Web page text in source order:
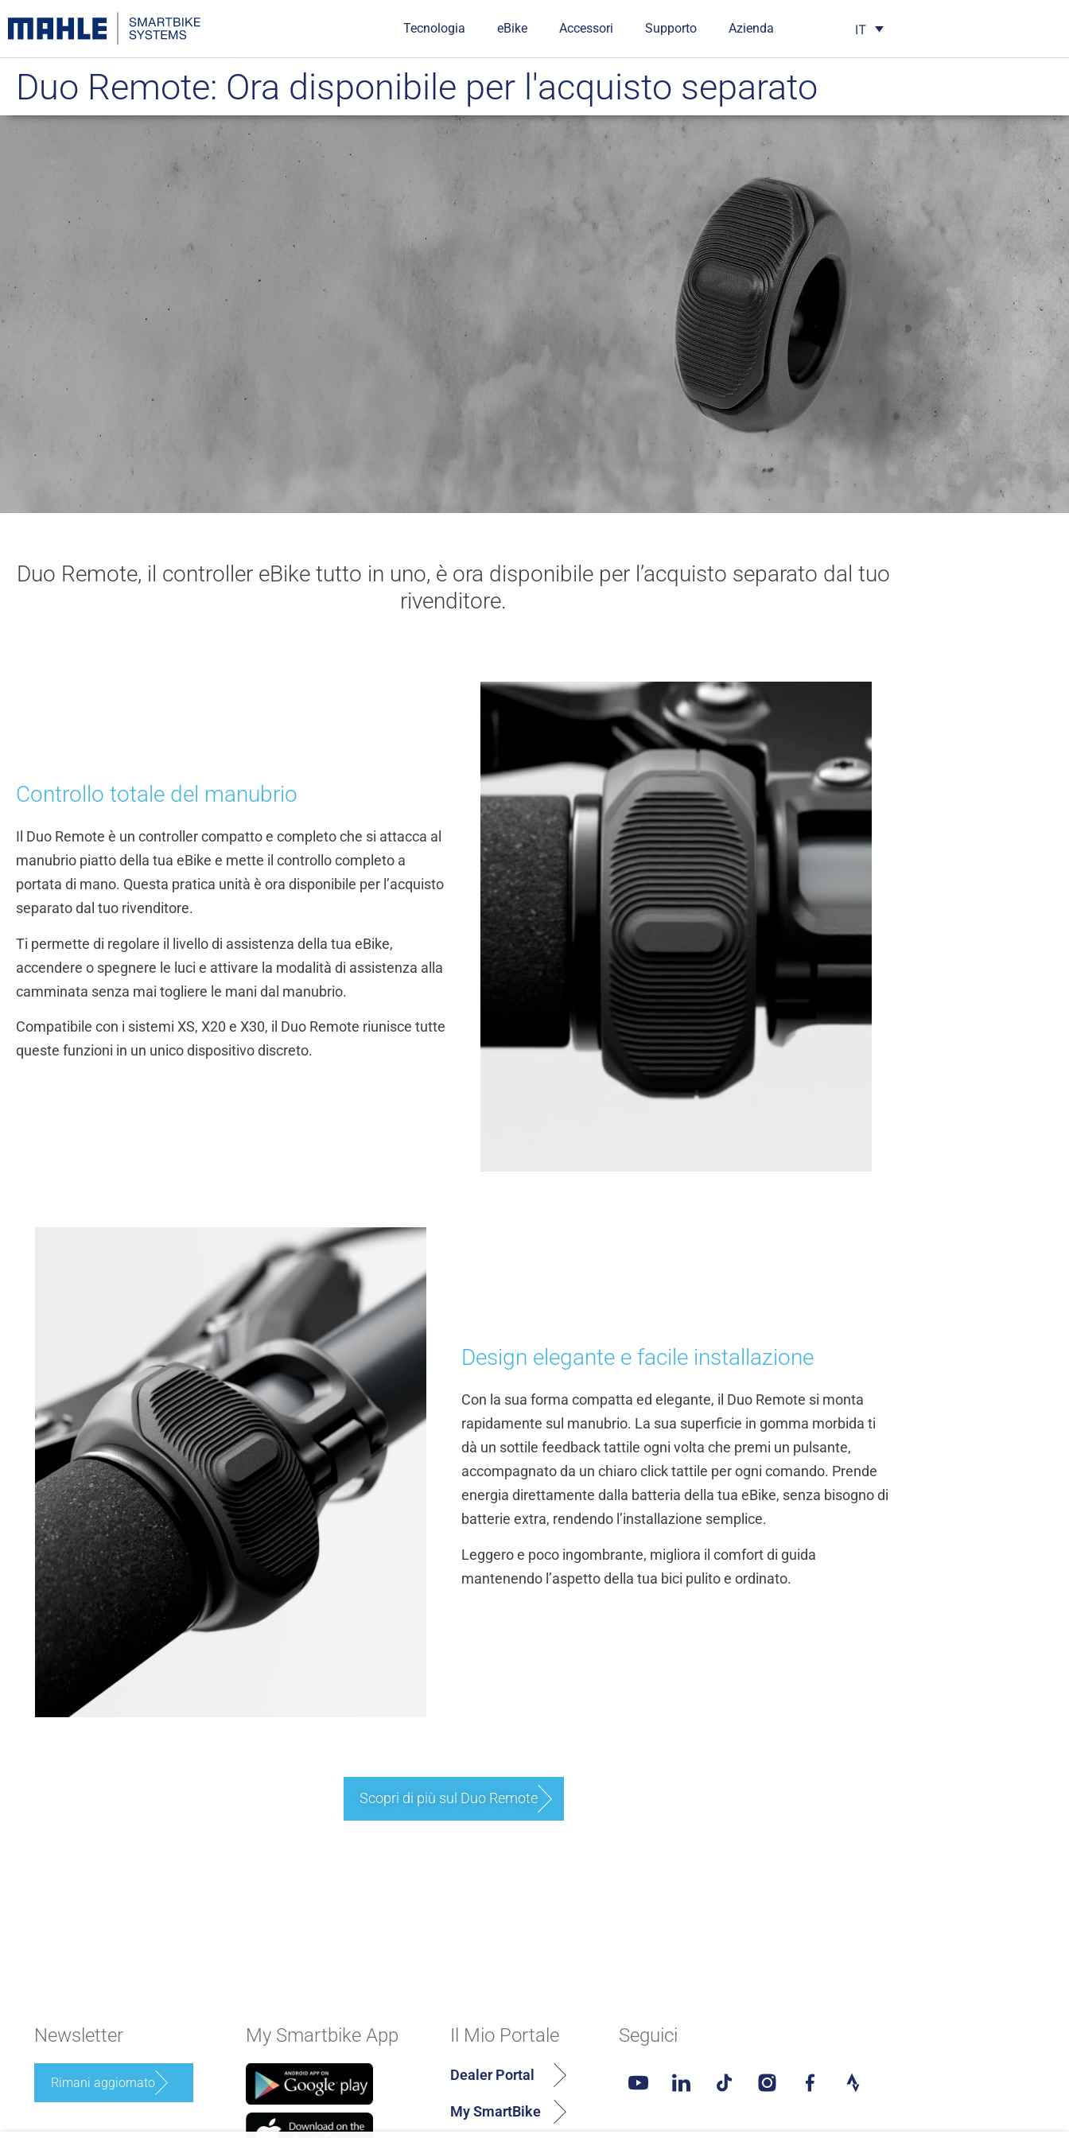
Tecnologia eBike Accessori Supporto Azienda IT
Duo Remote: Ora disponibile per l'acquisto separato
Duo Remote, il controller eBike tutto in uno, è ora disponibile per l’acquisto separato dal tuo
rivenditore.
Controllo totale del manubrio
Il Duo Remote è un controller compatto e completo che si attacca al
manubrio piatto della tua eBike e mette il controllo completo a
portata di mano. Questa pratica unità è ora disponibile per l’acquisto
separato dal tuo rivenditore.
Ti permette di regolare il livello di assistenza della tua eBike,
accendere o spegnere le luci e attivare la modalità di assistenza alla
camminata senza mai togliere le mani dal manubrio.
Compatibile con i sistemi XS, X20 e X30, il Duo Remote riunisce tutte
queste funzioni in un unico dispositivo discreto.
Design elegante e facile installazione
Con la sua forma compatta ed elegante, il Duo Remote si monta
rapidamente sul manubrio. La sua superficie in gomma morbida ti
dà un sottile feedback tattile ogni volta che premi un pulsante,
accompagnato da un chiaro click tattile per ogni comando. Prende
energia direttamente dalla batteria della tua eBike, senza bisogno di
batterie extra, rendendo l’installazione semplice.
Leggero e poco ingombrante, migliora il comfort di guida
mantenendo l’aspetto della tua bici pulito e ordinato.
Scopri di più sul Duo Remote
Newsletter
Rimani aggiornato
My Smartbike App Il Mio Portale
Dealer Portal
My SmartBike
Seguici